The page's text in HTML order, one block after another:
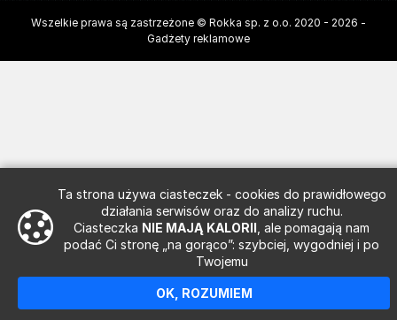
Ta strona używa ciasteczek - cookies do prawidłowego
działania serwisów oraz do analizy ruchu.
Ciasteczka NIE MAJĄ KALORII , ale pomagają nam
podać Ci stronę „na gorąco”: szybciej, wygodniej i po
Twojemu
OK, ROZUMIEM
Wszelkie prawa są zastrzeżone © Rokka sp. z o.o. 2020 - 2026 -
Gadżety reklamowe